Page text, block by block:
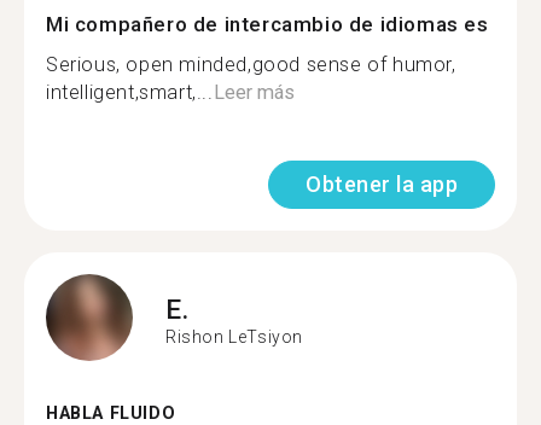
Mi compañero de intercambio de idiomas es
Serious, open minded,good sense of humor,
intelligent,smart,...Leer más
Obtener la app
E.
Rishon LeTsiyon
HABLA FLUIDO